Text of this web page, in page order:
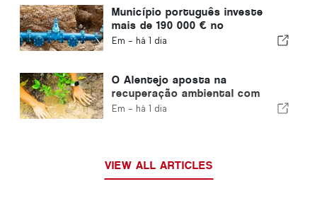
Município português investe
mais de 190 000 € no
abastecimento de água
Em - há 1 dia
O Alentejo aposta na
recuperação ambiental com
fundos europeus
Em - há 1 dia
VIEW ALL ARTICLES